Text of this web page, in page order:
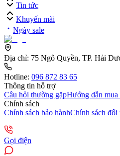
Tin tức
Khuyến mãi
Ngày sale
Địa chỉ: 75 Ngô Quyền, TP. Hải
Hotline: 096 872 83 65
Thông tin hỗ trợ
Câu hỏi thường gặpHướng dẫn mua
Chính sách
Chính sách bảo hànhChính sách đổi
Gọi điện